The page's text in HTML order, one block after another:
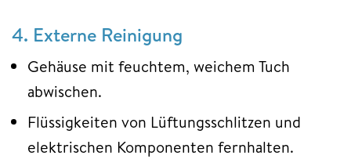
4. Externe Reinigung
Gehäuse mit feuchtem, weichem Tuch
abwischen.
Flüssigkeiten von Lüftungsschlitzen und
elektrischen Komponenten fernhalten.